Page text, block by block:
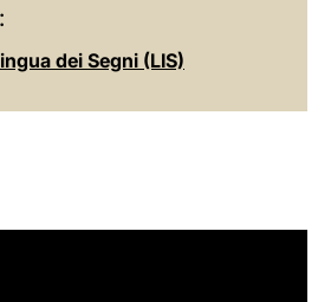
dei Segni (LIS)